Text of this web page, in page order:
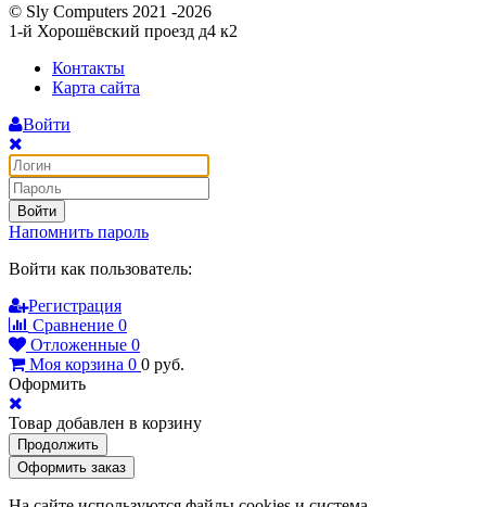
© Sly Computers 2021 -2026
1-й Хорошёвский проезд д4 к2
Контакты
Карта сайта
Войти
Войти
Напомнить пароль
Войти как пользователь:
Регистрация
Сравнение 0
Отложенные 0
Моя корзина 0 0 руб.
Оформить
Товар добавлен в корзину
Продолжить
Оформить заказ